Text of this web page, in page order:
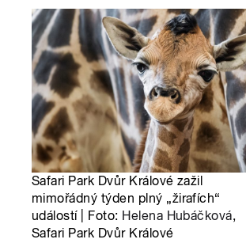
Safari Park Dvůr Králové zažil
mimořádný týden plný „žirafích“
událostí | Foto: Helena Hubáčková,
Safari Park Dvůr Králové